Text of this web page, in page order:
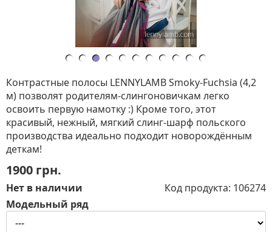
Контрастные полосы LENNYLAMB Smoky-Fuchsia (4,2
м) позволят родителям-слингоновичкам легко
освоить первую намотку :) Кроме того, этот
красивый, нежный, мягкий слинг-шарф польского
производства идеально подходит новорождённым
деткам!
1900 грн.
Нет в наличии Код продукта: 106274
Модельный ряд